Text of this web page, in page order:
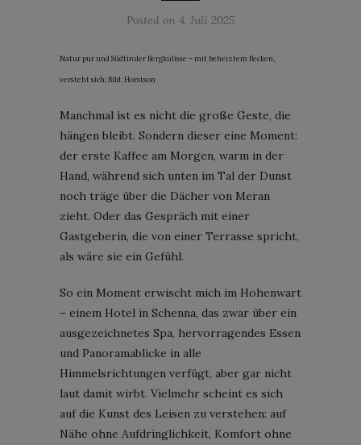
Posted on 4. Juli 2025
Natur pur und Südtiroler Bergkulisse – mit beheiztem Becken,
versteht sich; Bild: Horstson
Manchmal ist es nicht die große Geste, die
hängen bleibt. Sondern dieser eine Moment:
der erste Kaffee am Morgen, warm in der
Hand, während sich unten im Tal der Dunst
noch träge über die Dächer von Meran
zieht. Oder das Gespräch mit einer
Gastgeberin, die von einer Terrasse spricht,
als wäre sie ein Gefühl.
So ein Moment erwischt mich im Hohenwart
– einem Hotel in Schenna, das zwar über ein
ausgezeichnetes Spa, hervorragendes Essen
und Panoramablicke in alle
Himmelsrichtungen verfügt, aber gar nicht
laut damit wirbt. Vielmehr scheint es sich
auf die Kunst des Leisen zu verstehen: auf
Nähe ohne Aufdringlichkeit, Komfort ohne